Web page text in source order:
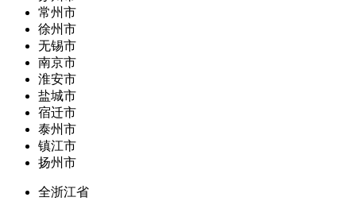
常州市
徐州市
无锡市
南京市
淮安市
盐城市
宿迁市
泰州市
镇江市
扬州市
全浙江省